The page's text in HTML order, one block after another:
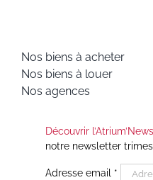
Nos biens à acheter
Nos biens à louer
Nos agences
Découvrir l’Atrium’News
notre newsletter
Adresse email *